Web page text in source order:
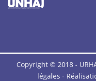
Copyright © 2018 -
légales -